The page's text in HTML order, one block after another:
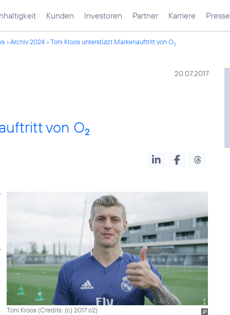
Kunden Investoren Partner Karriere Presse
Archiv 2024 Toni Kroos unterstützt Markenauftritt von O2
20.07.2017
von O2
Toni Kroos (Credits: (c) 2017 o2)